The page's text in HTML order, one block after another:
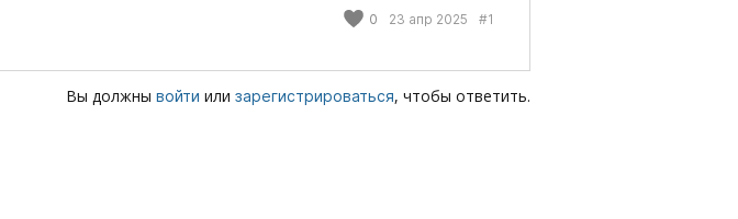
0 23 апр 2025 #1
Вы должны войти или зарегистрироваться, чтобы ответить.